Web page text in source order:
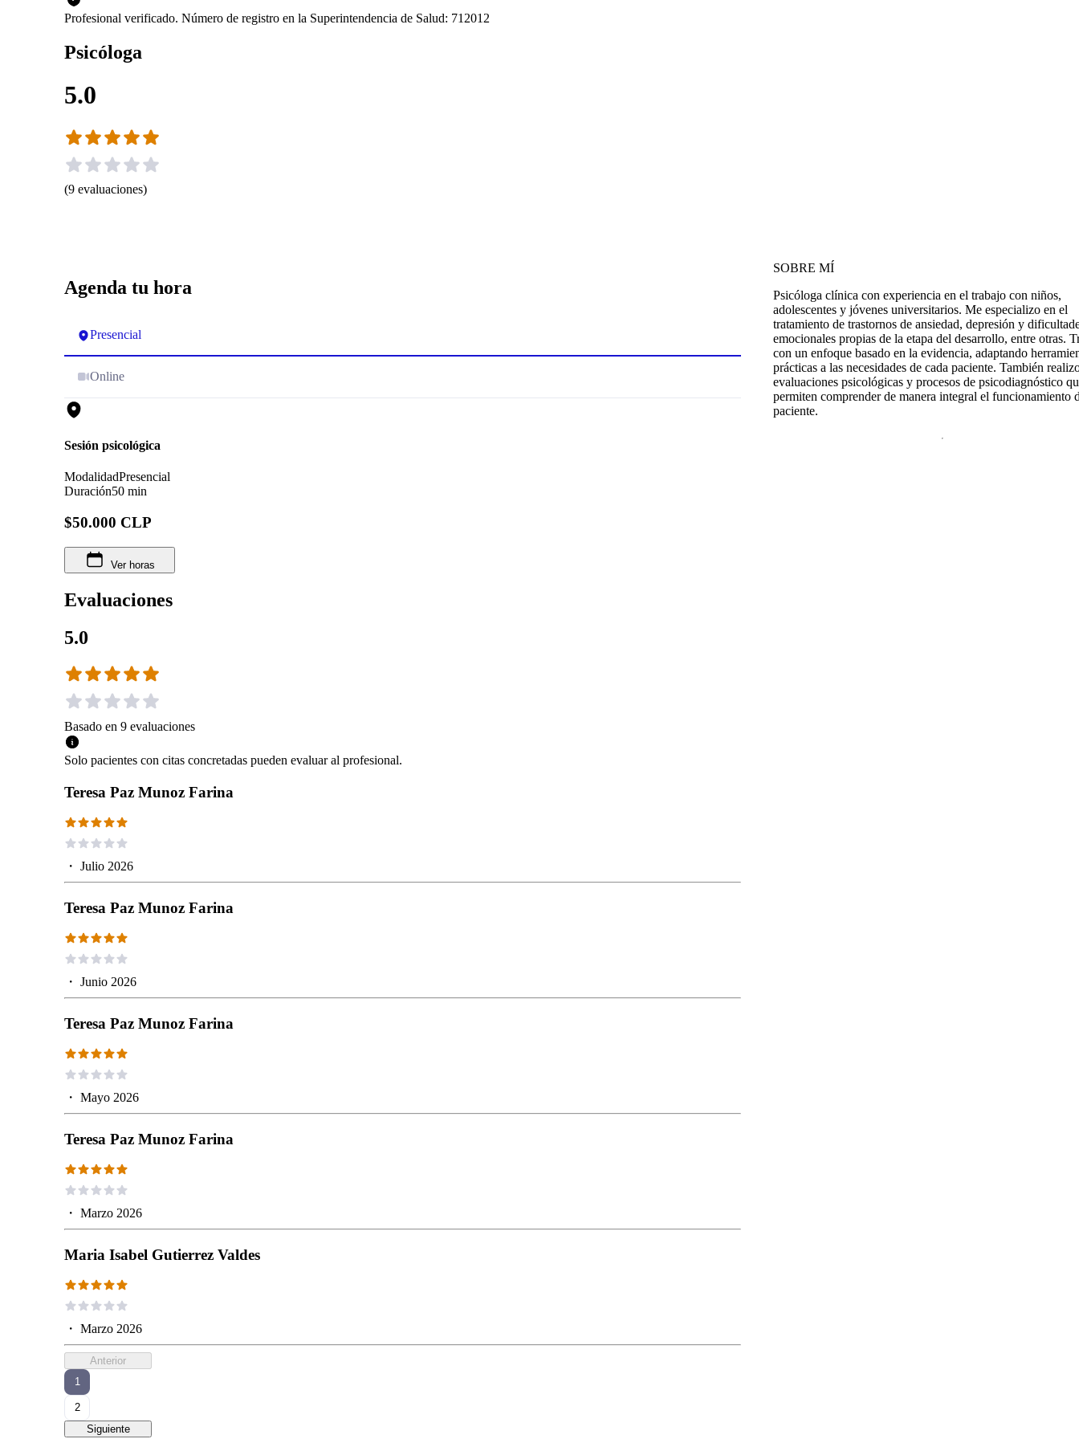
Profesional verificado. Número de registro en la Superintendencia de Salud: 712012
Psicóloga
5.0
(9 evaluaciones)
Agenda tu hora
Presencial
Online
Sesión psicológica
ModalidadPresencial
Duración50 min
$50.000 CLP
Ver horas
Evaluaciones
5.0
Basado en 9 evaluaciones
Solo pacientes con citas concretadas pueden evaluar al profesional.
Teresa Paz Munoz Farina
・ Julio 2026
Teresa Paz Munoz Farina
・ Junio 2026
Teresa Paz Munoz Farina
・ Mayo 2026
Teresa Paz Munoz Farina
・ Marzo 2026
Maria Isabel Gutierrez Valdes
・ Marzo 2026
Anterior
1
2
Siguiente
SOBRE MÍ
Psicóloga clínica con experiencia en el trabajo con niños,
adolescentes y jóvenes universitarios. Me especializo en el
tratamiento de trastornos de ansiedad, depresión y
emocionales propias de la etapa del desarrollo, entre otras.
con un enfoque basado en la evidencia, adaptando
prácticas a las necesidades de cada paciente. También
evaluaciones psicológicas y procesos de psicodiagnóstico
permiten comprender de manera integral el funcionamiento
paciente.